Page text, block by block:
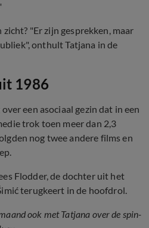
zicht? "Er zijn gesprekken, maar
onthult Tatjana in de
1986
een asociaal gezin dat in een
trok toen meer dan 2,3
nog twee andere films en
Flodder, de dochter uit het
terugkeert in de hoofdrol.
ook met Tatjana over de spin-